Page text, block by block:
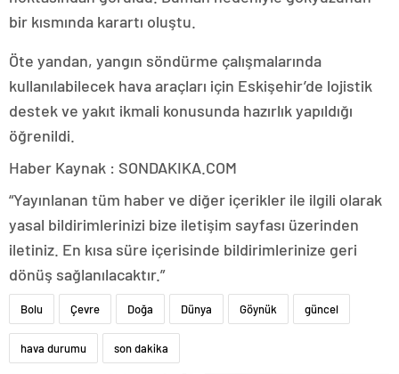
bir kısmında karartı oluştu.
Öte yandan, yangın söndürme çalışmalarında
kullanılabilecek hava araçları için Eskişehir’de lojistik
destek ve yakıt ikmali konusunda hazırlık yapıldığı
öğrenildi.
Haber Kaynak : SONDAKIKA.COM
“Yayınlanan tüm haber ve diğer içerikler ile ilgili olarak
yasal bildirimlerinizi bize iletişim sayfası üzerinden
iletiniz. En kısa süre içerisinde bildirimlerinize geri
dönüş sağlanılacaktır.”
Bolu Çevre Doğa Dünya Göynük güncel
hava durumu son dakika